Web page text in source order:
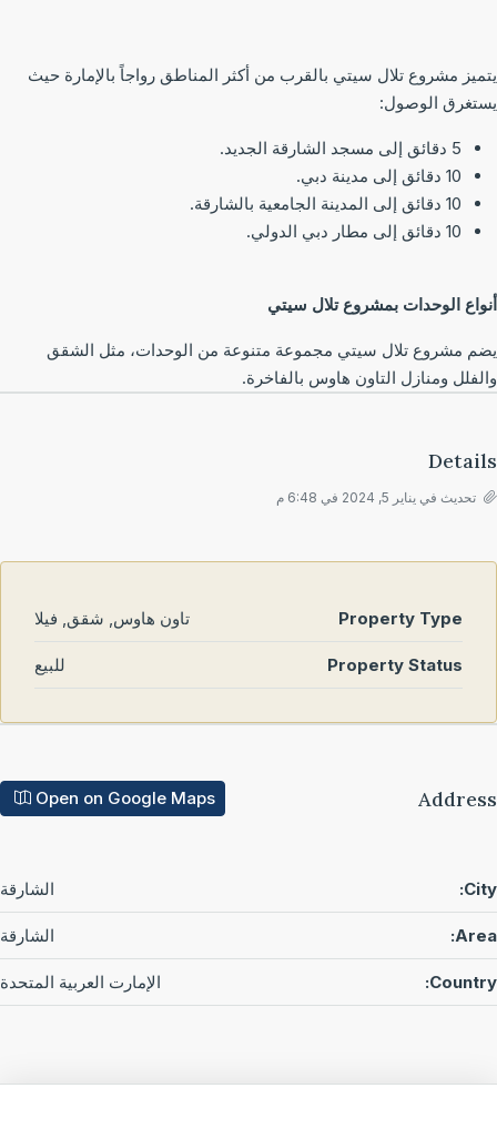
مشروع تلال سيتي بالقرب من أكثر المناطق رواجاً بالإمارة حيث
الوصول:
10 دقائق إلى مدينة دبي.
10 دقائق إلى المدينة الجامعية بالشارقة.
10 دقائق إلى مطار دبي الدولي.
الوحدات بمشروع تلال سيتي
مشروع تلال سيتي مجموعة متنوعة من الوحدات، مثل الشقق
ومنازل التاون هاوس بالفاخرة.
تحديث في يناير 5, 2024 في 6:48 م
Property Type تاون هاوس, شقق, فيلا
Property Status للبيع
Open on Google Maps
الشارقة
الشارقة
الإمارت العربية المتحدة